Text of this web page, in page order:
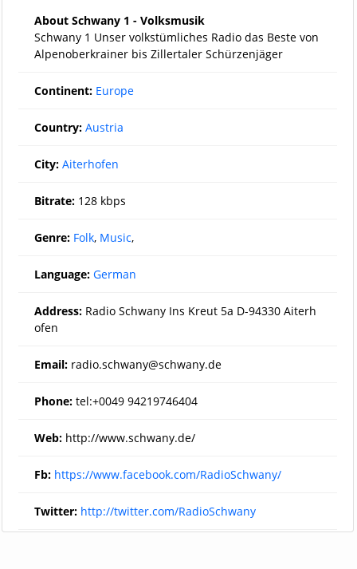
About Schwany 1 - Volksmusik
Schwany 1 Unser volkstümliches Radio das Beste von
Alpenoberkrainer bis Zillertaler Schürzenjäger
Continent: Europe
Country: Austria
City: Aiterhofen
Bitrate: 128 kbps
Genre: Folk, Music,
Language: German
Address: Radio Schwany Ins Kreut 5a D-94330 Aiterh
ofen
Email: radio.schwany@schwany.de
Phone: tel:+0049 94219746404
Web: http://www.schwany.de/
Fb: https://www.facebook.com/RadioSchwany/
Twitter: http://twitter.com/RadioSchwany